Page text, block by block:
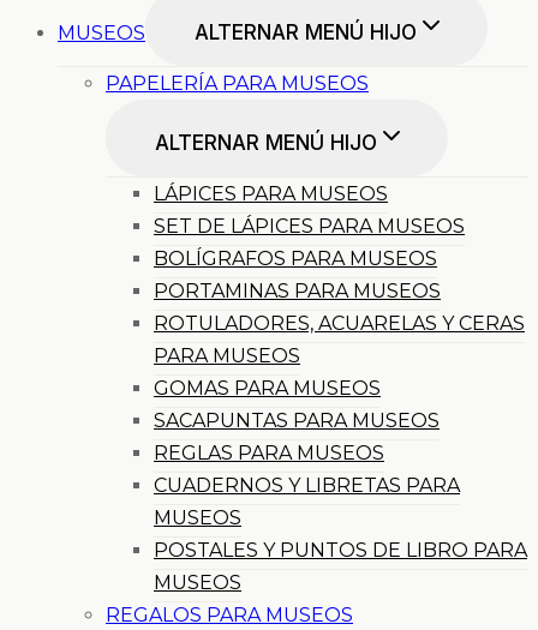
MUSEOS ALTERNAR MENÚ HIJO
PAPELERÍA PARA MUSEOS
ALTERNAR MENÚ HIJO
LÁPICES PARA MUSEOS
SET DE LÁPICES PARA MUSEOS
BOLÍGRAFOS PARA MUSEOS
PORTAMINAS PARA MUSEOS
ROTULADORES, ACUARELAS Y CERAS
PARA MUSEOS
GOMAS PARA MUSEOS
SACAPUNTAS PARA MUSEOS
REGLAS PARA MUSEOS
CUADERNOS Y LIBRETAS PARA
MUSEOS
POSTALES Y PUNTOS DE LIBRO PARA
MUSEOS
REGALOS PARA MUSEOS